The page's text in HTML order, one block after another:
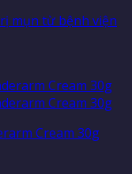
mụn từ bệnh viện
Cream 30g